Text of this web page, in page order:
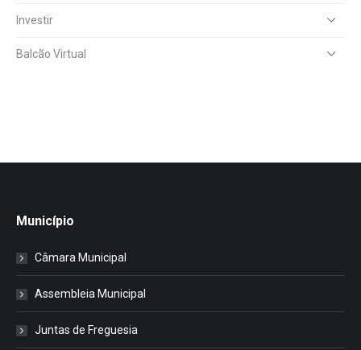
Investir
Balcão Virtual
Município
Câmara Municipal
Assembleia Municipal
Juntas de Freguesia